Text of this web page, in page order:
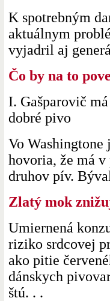
K spotrebným
aktuálnym
vyjadril aj
Čo by na to
I. Gašparovič
dobré pivo
Vo
hovoria, že má
druhov pív.
Zlatý mok
Umiernená
riziko srdcovej
ako pitie
dánskych
štú. . .